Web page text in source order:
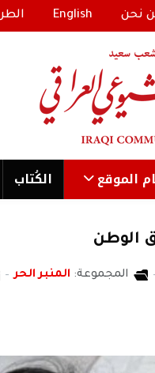
نحن English
الموقع الكُتاب
الوطن
المجموعة: المنبر الحر